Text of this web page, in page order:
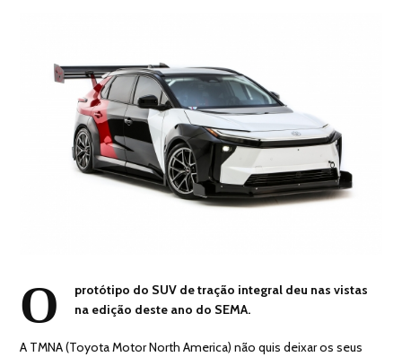
O
protótipo do SUV de tração integral deu nas vistas
na edição deste ano do SEMA.
A TMNA (Toyota Motor North America) não quis deixar os seus